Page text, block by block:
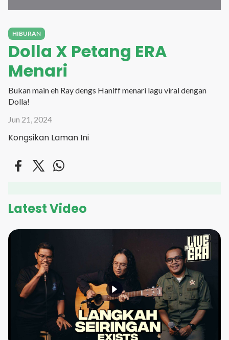
HIBURAN
Dolla X Petang ERA
Menari
Bukan main eh Ray dengs Haniff menari lagu viral dengan
Dolla!
Jun 21, 2024
Kongsikan Laman Ini
Latest Video